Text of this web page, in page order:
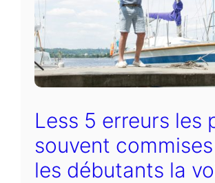
Less 5 erreurs les
souvent
les débutants la